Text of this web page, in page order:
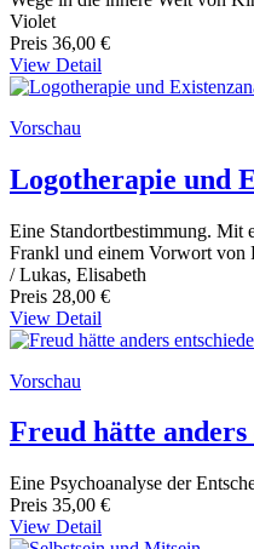
Violet
Preis 36,00 €
View Detail
Vorschau
Logotherapie und
Eine Standortbestimmung. Mit
Frankl und einem Vorwort von
/ Lukas, Elisabeth
Preis 28,00 €
View Detail
Vorschau
Freud hätte anders
Eine Psychoanalyse der
Preis 35,00 €
View Detail